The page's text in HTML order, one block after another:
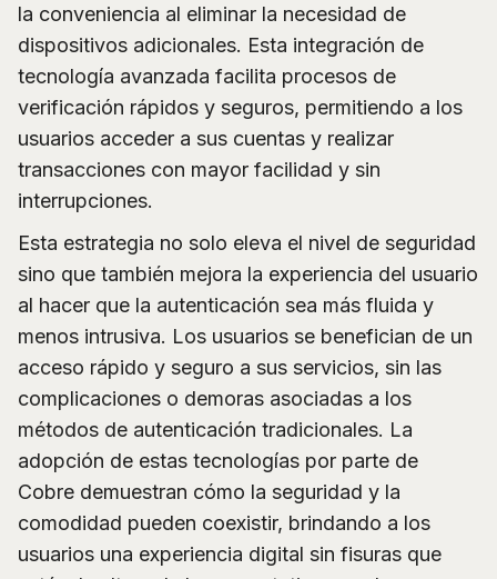
la conveniencia al eliminar la necesidad de
dispositivos adicionales. Esta integración de
tecnología avanzada facilita procesos de
verificación rápidos y seguros, permitiendo a los
usuarios acceder a sus cuentas y realizar
transacciones con mayor facilidad y sin
interrupciones.
Esta estrategia no solo eleva el nivel de seguridad
sino que también mejora la experiencia del usuario
al hacer que la autenticación sea más fluida y
menos intrusiva. Los usuarios se benefician de un
acceso rápido y seguro a sus servicios, sin las
complicaciones o demoras asociadas a los
métodos de autenticación tradicionales. La
adopción de estas tecnologías por parte de
Cobre demuestran cómo la seguridad y la
comodidad pueden coexistir, brindando a los
usuarios una experiencia digital sin fisuras que